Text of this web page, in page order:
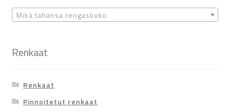
Mikä tahansa rengaskoko
Renkaat
Renkaat
Pinnoitetut renkaat